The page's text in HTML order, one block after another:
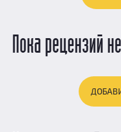
Пока рецензий